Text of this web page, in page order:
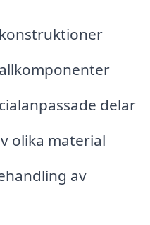
delar
olika material
av